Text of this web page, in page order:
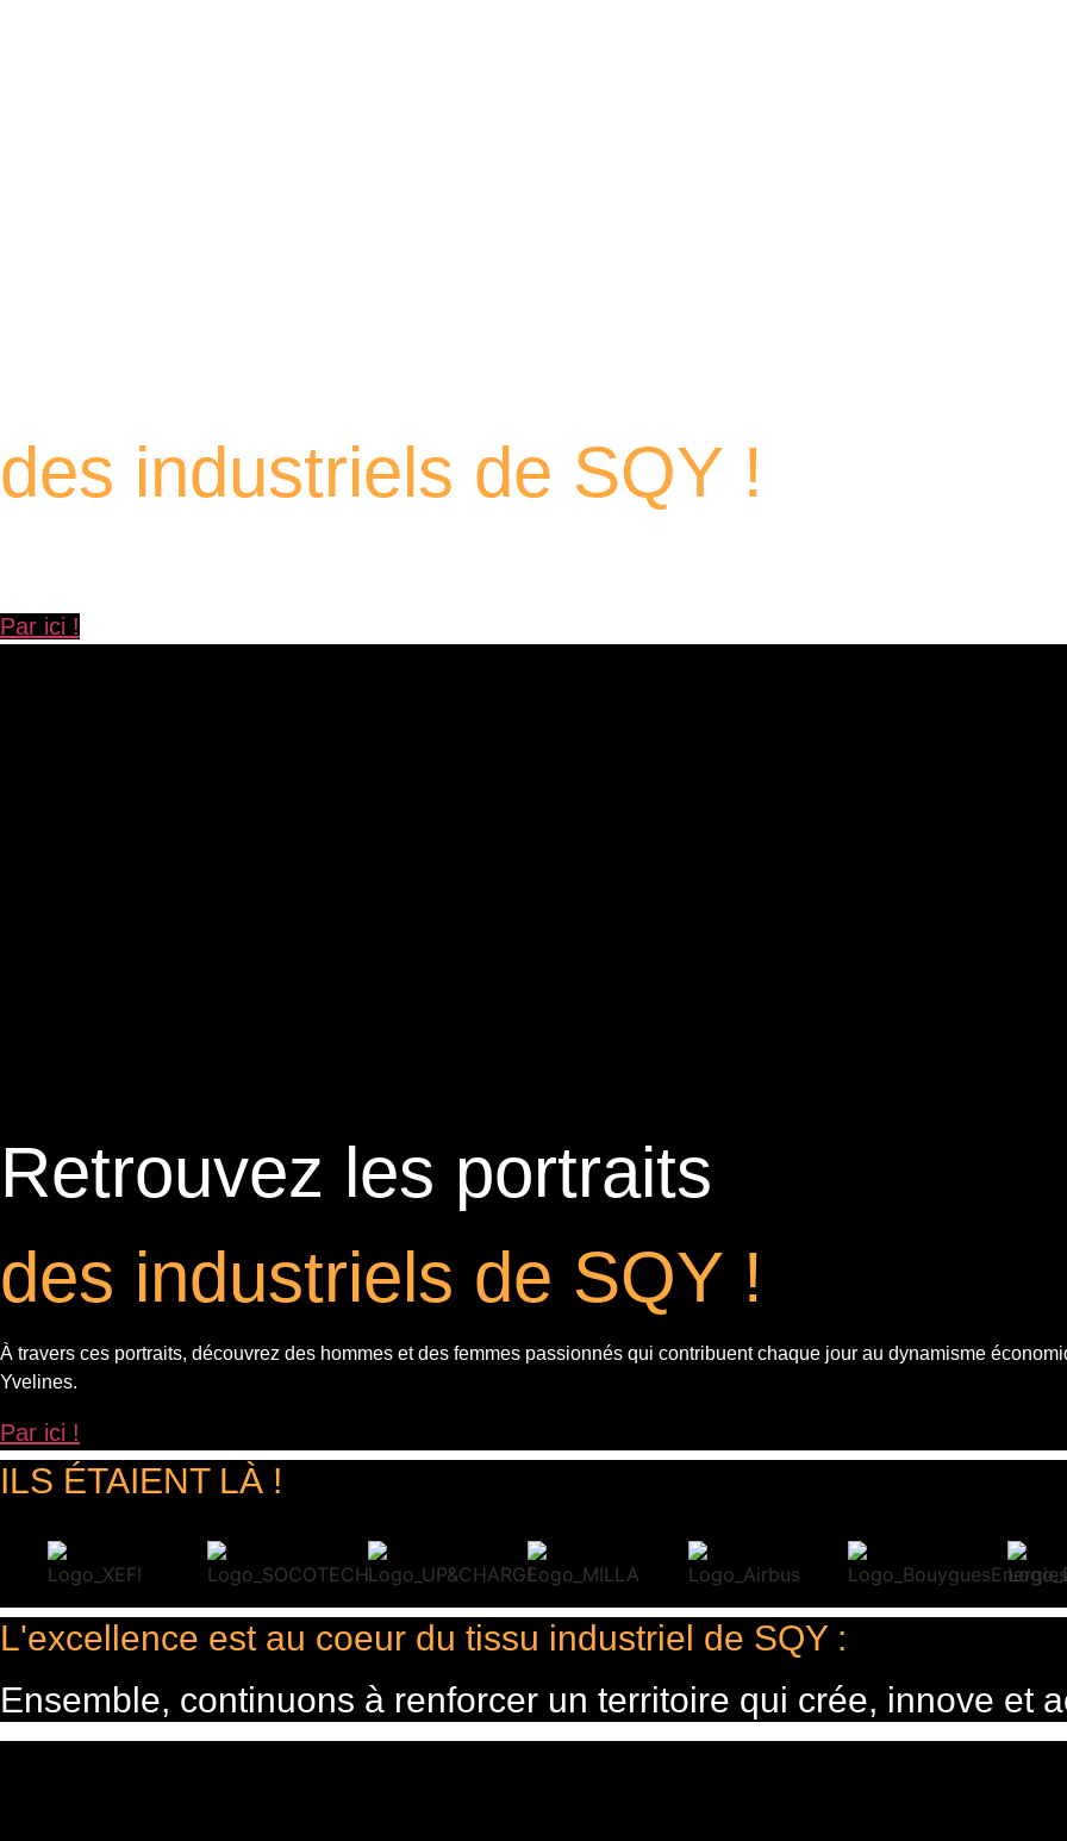
des industriels de SQY !
Par ici !
Retrouvez les portraits
des industriels de SQY !
À travers ces portraits, découvrez des hommes et des femmes passionnés qui contribuent chaque jour au dynamisme
Yvelines.
Par ici !
ILS ÉTAIENT LÀ !
L'excellence est au coeur du tissu industriel de SQY :
Ensemble, continuons à renforcer un territoire qui crée, innove et